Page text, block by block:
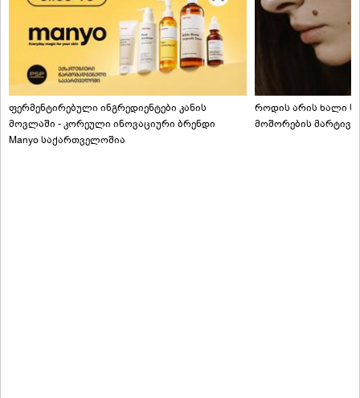
ფერმენტირებული ინგრედიენტები კანის
მოვლაში - კორეული ინოვაციური ბრენდი
Manyo საქართველოშია
როდის არის ხალი
მოშორების